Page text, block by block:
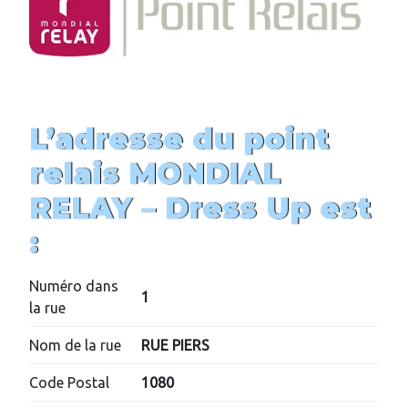
L’adresse du point
relais MONDIAL
RELAY – Dress Up est
:
Numéro dans
la rue
1
Nom de la rue RUE PIERS
Code Postal 1080